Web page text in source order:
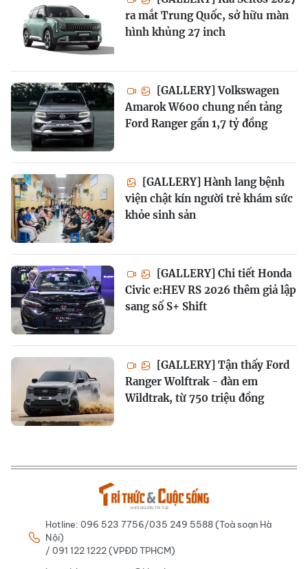
ra mắt Trung Quốc, sở hữu màn
hình khủng 27 inch
[GALLERY] Volkswagen
Amarok W600 chung nền tảng
Ford Ranger gần 1,7 tỷ đồng
[GALLERY] Hành lang bệnh
viện chật kín người trẻ khám sức
khỏe sinh sản
[GALLERY] Chi tiết Honda
Civic e:HEV RS 2026 thêm giả lập
sang số S+ Shift
[GALLERY] Tận thấy Ford
Ranger Wolftrak - đàn em
Wildtrak, từ 750 triệu đồng
Hotline: 096 523 7756/035 249 5588 (Toà soạn Hà
Nội)
/ 091 122 1222 (VPĐD TPHCM)